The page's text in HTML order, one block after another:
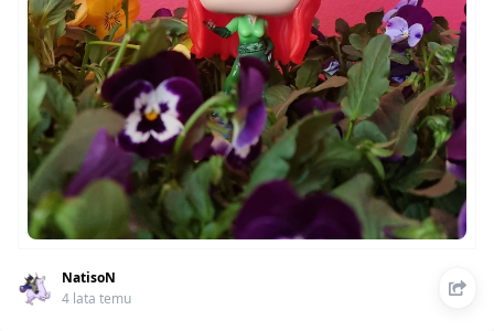
NatisoN
4 lata temu